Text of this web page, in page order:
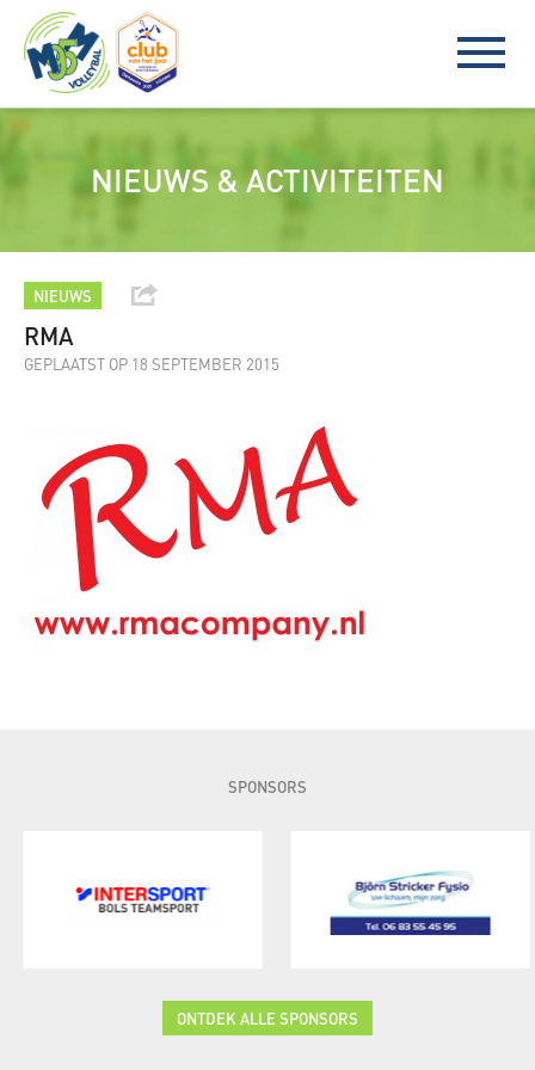
NIEUWS & ACTIVITEITEN
NIEUWS
RMA
GEPLAATST OP 18 SEPTEMBER 2015
SPONSORS
ONTDEK ALLE SPONSORS